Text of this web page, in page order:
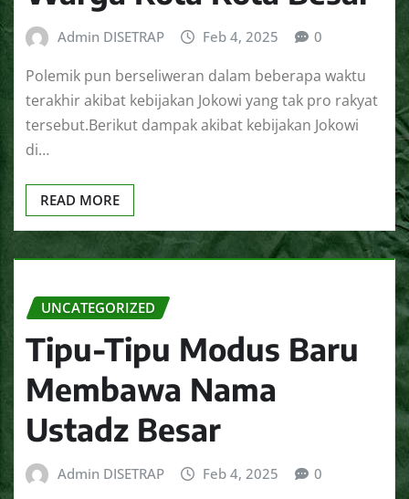
Admin DISETRAP Feb 4, 2025 0
Polemik pun berseliweran dalam beberapa waktu
terakhir akibat kebijakan Jokowi yang tak pro rakyat
tersebut.Berikut dampak akibat kebijakan Jokowi
di…
READ MORE
UNCATEGORIZED
Tipu-Tipu Modus Baru
Membawa Nama
Ustadz Besar
Admin DISETRAP Feb 4, 2025 0